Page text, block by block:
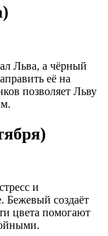
Льва, а чёрный
её на
позволяет Льву
и
Бежевый создаёт
цвета помогают